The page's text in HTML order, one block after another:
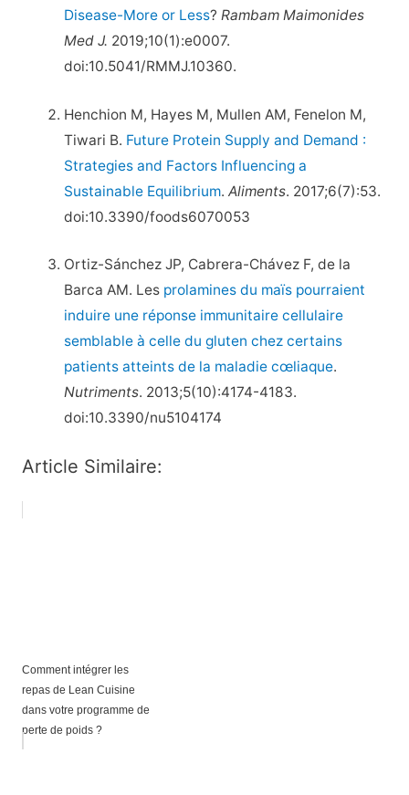
Disease-More or Less?Rambam Maimonides
Med J. 2019;10(1):e0007.
doi:10.5041/RMMJ.10360.
Henchion M, Hayes M, Mullen AM, Fenelon M,
Tiwari B. Future Protein Supply and Demand :
Strategies and Factors Influencing a
Sustainable Equilibrium.Aliments. 2017;6(7):53.
doi:10.3390/foods6070053
Ortiz-Sánchez JP, Cabrera-Chávez F, de la
Barca AM. Les prolamines du maïs pourraient
induire une réponse immunitaire cellulaire
semblable à celle du gluten chez certains
patients atteints de la maladie cœliaque.
Nutriments. 2013;5(10):4174-4183.
doi:10.3390/nu5104174
Article Similaire:
Comment intégrer les
repas de Lean Cuisine
dans votre programme de
perte de poids ?